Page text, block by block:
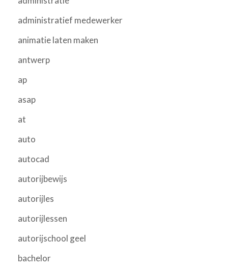
administratief medewerker
animatie laten maken
antwerp
ap
asap
at
auto
autocad
autorijbewijs
autorijles
autorijlessen
autorijschool geel
bachelor